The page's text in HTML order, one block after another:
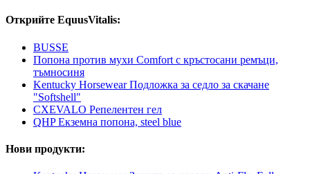
Открийте EquusVitalis:
BUSSE
Попона против мухи Comfort с кръстосани ремъци,
тъмносиня
Kentucky Horsewear Подложка за седло за скачане
"Softshell"
CXEVALO Репелентен гел
QHP Екземна попона, steel blue
Нови продукти: